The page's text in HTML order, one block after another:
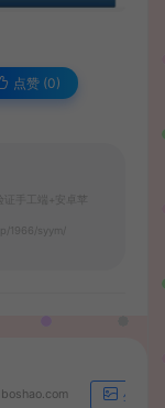
点赞 (0)
手工端+安卓苹
1966/syym/
生成海